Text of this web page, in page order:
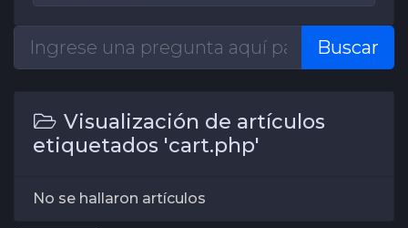
Buscar
Visualización de artículos
etiquetados 'cart.php'
No se hallaron artículos